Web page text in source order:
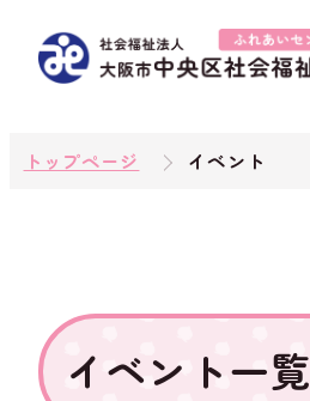
トップページ イベント
イベント一覧